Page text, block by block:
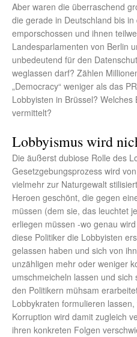
Aber waren die überraschend
die gerade in Deutschland bis
emporschossen und ihnen
Landesparlamenten von Berlin
unbedeutend für den
weglassen darf? Zählen
„Democracy“ weniger als das
Lobbyisten in Brüssel?
vermittelt?
Lobbyismus wird
Die äußerst dubiose Rolle des
Gesetzgebungsprozess wird
vielmehr zur Naturgewalt
Heroen geschönt, die gegen
müssen (dem sie, das leuchtet
erliegen müssen -wo genau
diese Politiker die Lobbyisten
gelassen haben und sich von
unzähligen mehr oder weniger
umschmeicheln lassen und
den Politikern mühsam
Lobbykraten formulieren
Korruption wird damit zugleich
ihren konkreten Folgen